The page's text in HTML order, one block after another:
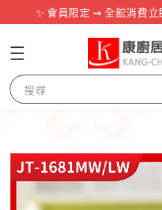
✨ 會員限定 ⇝ 全館消費
搜尋